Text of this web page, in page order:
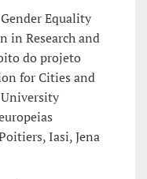
Equality
in Research and
do projeto
for Cities and
Iasi, Jena